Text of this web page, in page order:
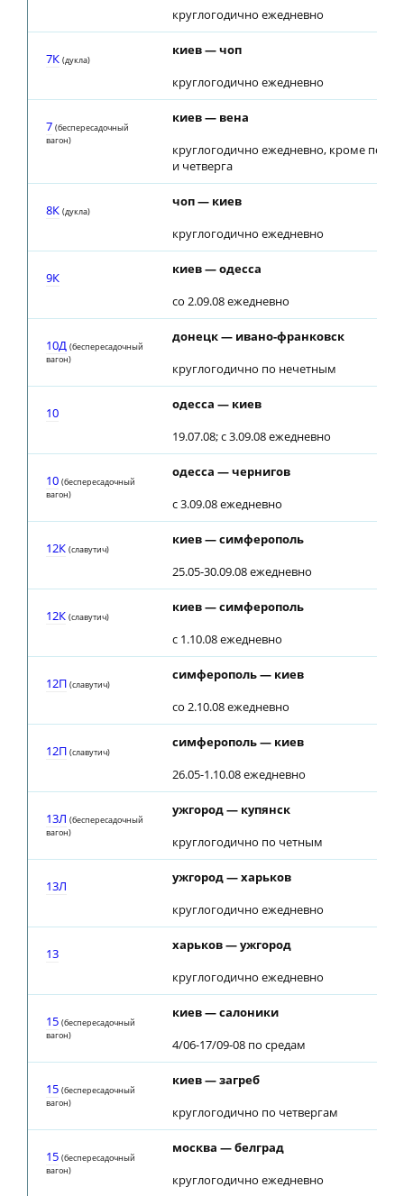
круглогодично ежедневно
7К (дуклa)
киев — чоп
круглогодично ежедневно
7 (беспересадочный
вагон)
киев — вена
круглогодично ежедневно, кроме
и четверга
8К (дуклa)
чоп — киев
круглогодично ежедневно
9К
киев — одесса
со 2.09.08 ежедневно
10Д (беспересадочный
вагон)
донецк — ивано-франковск
круглогодично по нечетным
10
одесса — киев
19.07.08; с 3.09.08 ежедневно
10 (беспересадочный
вагон)
одесса — чернигов
с 3.09.08 ежедневно
12К (славутич)
киев — симферополь
25.05-30.09.08 ежедневно
12К (славутич)
киев — симферополь
с 1.10.08 ежедневно
12П (славутич)
симферополь — киев
со 2.10.08 ежедневно
12П (славутич)
симферополь — киев
26.05-1.10.08 ежедневно
13Л (беспересадочный
вагон)
ужгород — купянск
круглогодично по четным
13Л
ужгород — харьков
круглогодично ежедневно
13
харьков — ужгород
круглогодично ежедневно
15 (беспересадочный
вагон)
киев — салоники
4/06-17/09-08 по средам
15 (беспересадочный
вагон)
киев — загреб
круглогодично по четвергам
15 (беспересадочный
вагон)
москва — белград
круглогодично ежедневно